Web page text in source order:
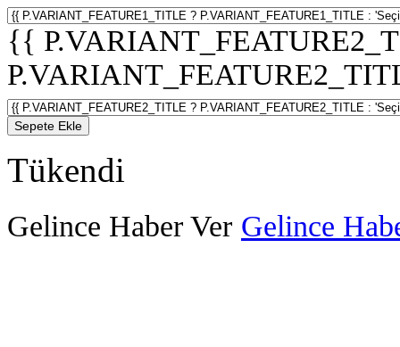
{{
Sepete Ekle
Tükendi
Gelince Haber Ver Gelince